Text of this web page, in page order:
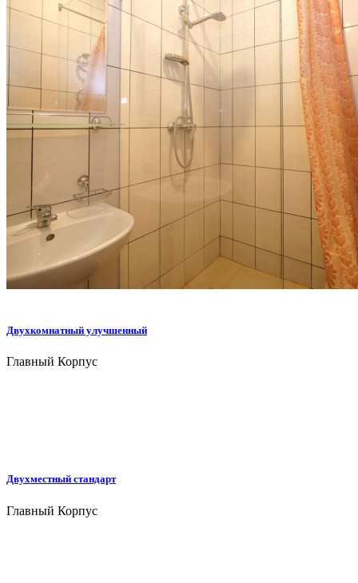
Двухкомнатный улучшенный
Главный Корпус
Двухместный стандарт
Главный Корпус